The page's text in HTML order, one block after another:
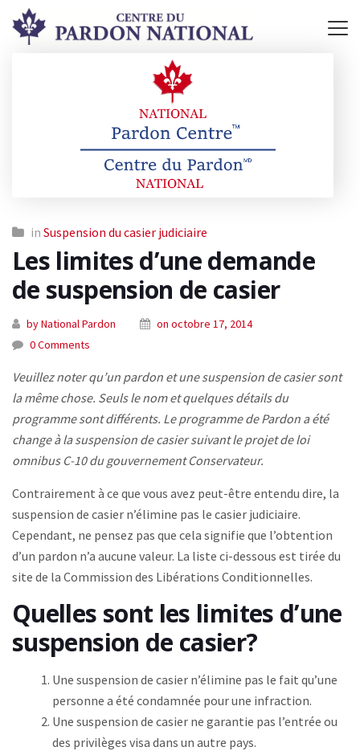
in Suspension du casier judiciaire
Les limites d’une demande
de suspension de casier
by National Pardon
on octobre 17, 2014
0 Comments
Veuillez noter qu’un pardon et une suspension de casier sont
la même chose. Seuls le nom et quelques détails du
programme sont différents. Le programme de Pardon a été
change à la suspension de casier suivant le projet de loi
omnibus C-10 du gouvernement Conservateur.
Contrairement à ce que vous avez peut-être entendu dire, la
suspension de casier n’élimine pas le casier judiciaire.
Cependant, ne pensez pas que cela signifie que l’obtention
d’un pardon n’a aucune valeur. La liste ci-dessous est tirée du
site de la Commission des Libérations Conditionnelles.
Quelles sont les limites d’une
suspension de casier?
Une suspension de casier n’élimine pas le fait qu’une
personne a été condamnée pour une infraction.
Une suspension de casier ne garantie pas l’entrée ou
des privilèges visa dans un autre pays.